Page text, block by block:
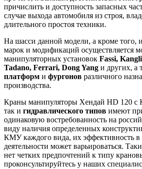
причислить и доступность запасных
случае выхода автомобиля из строя,
длительного простоя техники.
На шасси данной модели, а кроме того,
марок и модификаций осуществляется
манипуляторных установок Fassi,
Tadano, Ferrari, Dong Yang и других, а
платформ и фургонов различного
производства.
Краны манипуляторы Хендай HD 120
так и гидравлического типов имеют
одинаковую востребованность на
виду наличия определенных
КМУ каждого вида, их эффективность в
деятельности может варьироваться.
нет четких предпочтений к типу
проконсультируйтесь у наших